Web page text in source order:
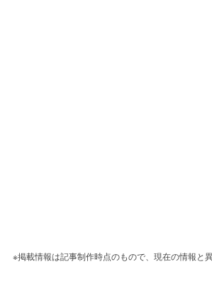
※掲載情報は記事制作時点のもので、現在の情報と